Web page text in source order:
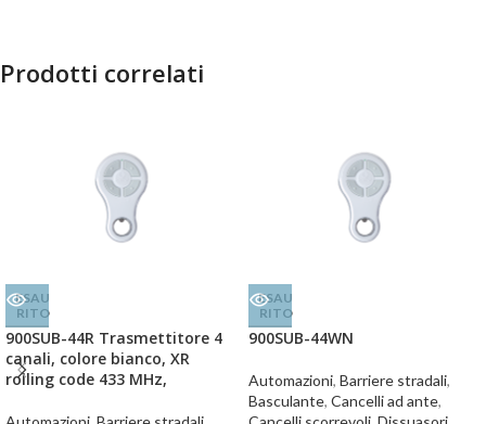
Prodotti correlati
ESAU
RITO
900SUB-44R Trasmettitore 4
canali, colore bianco, XR
rolling code 433 MHz,
ESAU
RITO
900SUB-44WN
Automazioni, Barriere stradali,
Basculante, Cancelli ad ante,